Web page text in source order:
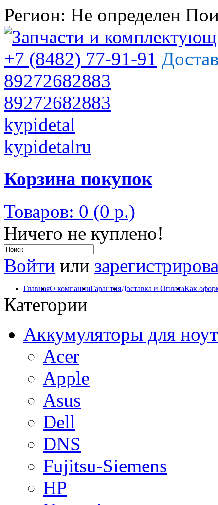
Регион: Не определен
+7 (8482) 77-91-91
89272682883
89272682883
kypidetal
kypidetalru
Корзина покупок
Товаров: 0 (0 р.)
Ничего не куплено!
Войти или
ГлавнаяО компанииГарантияДоставка и ОплатаКак
Категории
Аккумуляторы для
Acer
Apple
Asus
Dell
DNS
Fujitsu-Siemens
HP